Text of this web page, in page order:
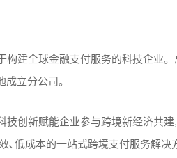
构建全球金融支付服务的科技企业
立分公司。
技创新赋能企业参与跨境新经济共
､低成本的⼀站式跨境⽀付服务解